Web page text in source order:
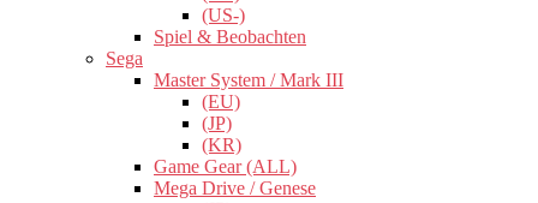
(US-)
Spiel & Beobachten
Sega
Master System / Mark III
(EU)
(JP)
(KR)
Game Gear (ALL)
Mega Drive / Genese